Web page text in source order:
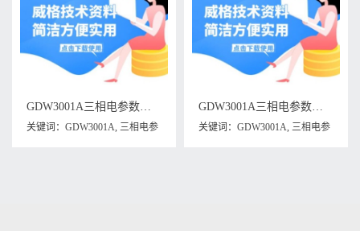
GDW3001A三相电参数测量仪维修手册下载
关键词： GDW3001A, 三相电参
GDW3001A三相电参数测试仪说明书下载
关键词： GDW3001A, 三相电参